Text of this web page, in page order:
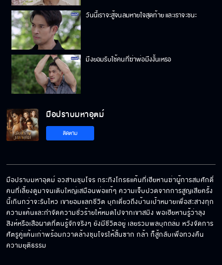
วันนี้เราจะสู้จนลมหายใจสุดท้าย และเราจะชนะ
มึงยอมรับใช้คนที่ฆ่าพ่อมึงงั้นเหรอ
ถ้ายังตีกันเองอยู่รบกับคนนอกก็คงยาก
เงินซื้อไม่ได้ ถ้าไม่มากพอ
มือปราบมหาอุตม์
ติดตาม
มือปราบมหาอุตม์ อวสานชุมโจร กระทิงโกรธแค้นที่เฮียหานฆ่าผู้การสมศักดิ์
คนที่เลี้ยงดูมาจนเติบใหญ่เสมือนพ่อแท้ๆ ความเจ็บปวดจากการสูญเสียครั้ง
นี้เกินกว่าจะรับไหว เขายอมแลกชีวิต บุกเดี่ยวถึงบ้านเป้าหมายเพื่อสะสางทุก
ความแค้นและกำจัดความชั่วร้ายให้หมดไปจากเขาสมิง พอเฮียหานรู้ว่าลุง
สิงห์หรือเสือผาดที่ตนรู้จักจริงๆ ยังมีชีวิตอยู่ เลยรวมพลบุกถล่ม หวังจัดการ
ศัตรูคู่แค้นเก่าพร้อมกวาดล้างชุมโจรให้สิ้นซาก กล้า ก็สู้กลับเพื่อทวงคืน
ความยุติธรรม